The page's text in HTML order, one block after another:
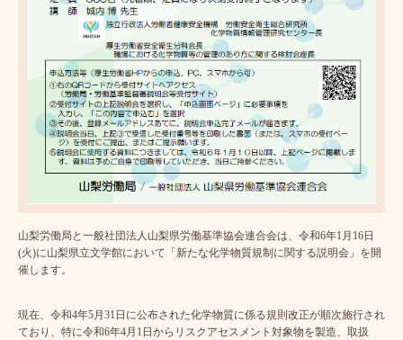
山梨労働局と一般社団法人山梨県労働基準協会連合会は、令和6年1月16日
(火)に山梨県立文学館において「新たな化学物質規制に関する説明会」を開
催します。
現在、令和4年5月31日に公布された化学物質に係る規則改正が順次施行され
ており、特に令和6年4月1日からリスクアセスメント対象物を製造、取扱